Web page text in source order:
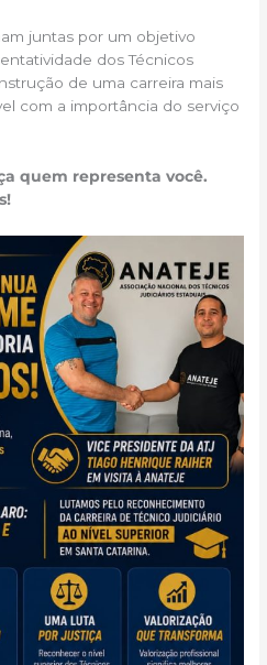
juntas por um objetivo
dos Técnicos
de uma carreira mais
com a importância do serviço
quem representa você.